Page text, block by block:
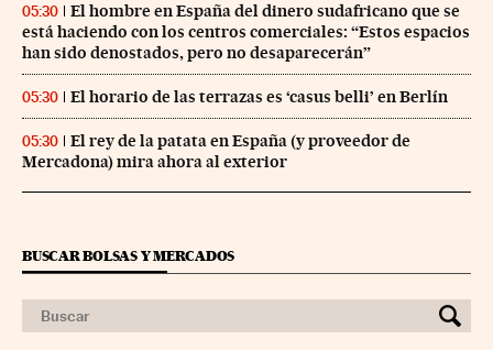
05:30
El hombre en España del dinero sudafricano que se
está haciendo con los centros comerciales: “Estos espacios
han sido denostados, pero no desaparecerán”
05:30 El horario de las terrazas es ‘casus belli’ en Berlín
05:30
El rey de la patata en España (y proveedor de
Mercadona) mira ahora al exterior
BUSCAR BOLSAS Y MERCADOS